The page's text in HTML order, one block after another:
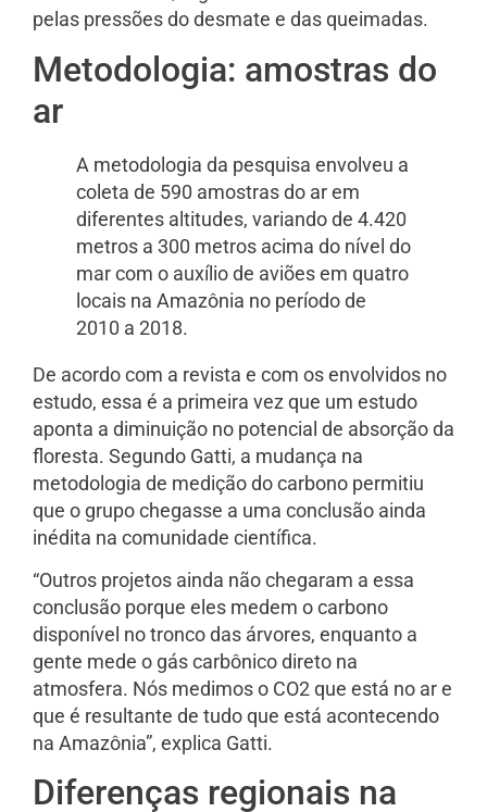
pelas pressões do desmate e das queimadas.
Metodologia: amostras do
ar
A metodologia da pesquisa envolveu a
coleta de 590 amostras do ar em
diferentes altitudes, variando de 4.420
metros a 300 metros acima do nível do
mar com o auxílio de aviões em quatro
locais na Amazônia no período de
2010 a 2018.
De acordo com a revista e com os envolvidos no
estudo, essa é a primeira vez que um estudo
aponta a diminuição no potencial de absorção da
floresta. Segundo Gatti, a mudança na
metodologia de medição do carbono permitiu
que o grupo chegasse a uma conclusão ainda
inédita na comunidade científica.
“Outros projetos ainda não chegaram a essa
conclusão porque eles medem o carbono
disponível no tronco das árvores, enquanto a
gente mede o gás carbônico direto na
atmosfera. Nós medimos o CO2 que está no ar e
que é resultante de tudo que está acontecendo
na Amazônia”, explica Gatti.
Diferenças regionais na